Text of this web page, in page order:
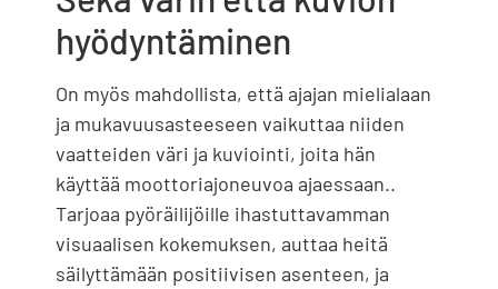
hyödyntäminen
On myös mahdollista, että ajajan mielialaan
ja mukavuusasteeseen vaikuttaa niiden
vaatteiden väri ja kuviointi, joita hän
käyttää moottoriajoneuvoa ajaessaan..
Tarjoaa pyöräilijöille ihastuttavamman
visuaalisen kokemuksen, auttaa heitä
säilyttämään positiivisen asenteen, ja